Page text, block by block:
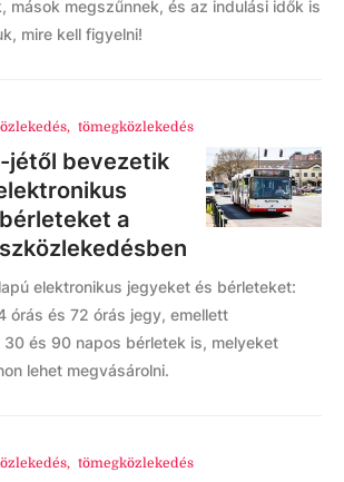
mások megszűnnek, és az indulási idők is
mire kell figyelni!
, tömegközlekedés
jétől bevezetik
a
elektronikus jegyeket és bérleteket:
órás és 72 órás jegy, emellett
30 és 90 napos bérletek is, melyeket
lehet megvásárolni.
, tömegközlekedés